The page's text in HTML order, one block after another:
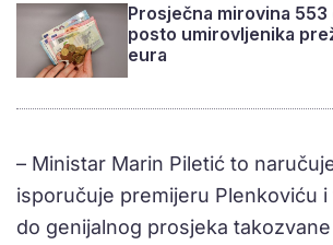
Prosječna mirovina 553
posto umirovljenika
eura
– Ministar Marin Piletić to
isporučuje premijeru Plenkoviću
do genijalnog prosjeka